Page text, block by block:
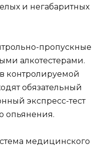
и негабаритных
пропускные
алкотестерами.
контролируемой
обязательный
экспресс-тест
опьянения.
медицинского